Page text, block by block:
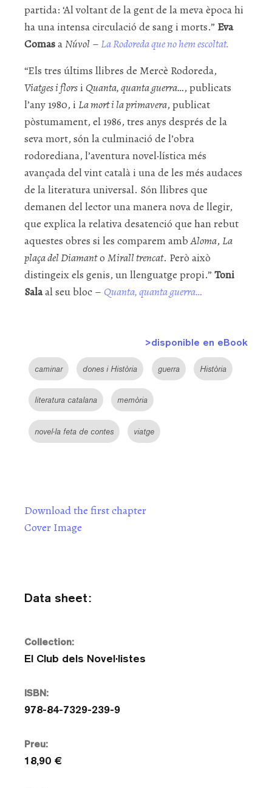
partida: ‘Al voltant de la gent de la meva època hi
ha una intensa circulació de sang i morts.” Eva
ComasaNúvol – La Rodoreda que no hem escoltat.
“Els tres últims llibres de Mercè Rodoreda,
Viatges i florsi Quanta, quanta guerra…, publicats
l’any 1980, i La mort i la primavera, publicat
pòstumament, el 1986, tres anys després de la
seva mort, són la culminació de l’obra
rodorediana, l’aventura novel·lística més
avançada del vint català i una de les més audaces
de la literatura universal. Són llibres que
demanen del lector una manera nova de llegir,
que explica la relativa desatenció que han rebut
aquestes obres si les comparem ambAloma, La
plaça del Diamanto Mirall trencat. Però això
distingeix els genis, un llenguatge propi.” Toni
Salaal seu bloc – Quanta, quanta guerra…
>disponible en eBook
caminar dones i Història guerra Història
literatura catalana memòria
novel·la feta de contes viatge
Download the first chapter
Cover Image
Data sheet:
Collection:
El Club dels Novel·listes
ISBN:
978-84-7329-239-9
Preu:
18,90 €